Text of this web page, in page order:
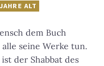
ALT
dem Buch
seine Werke tun.
der Shabbat des